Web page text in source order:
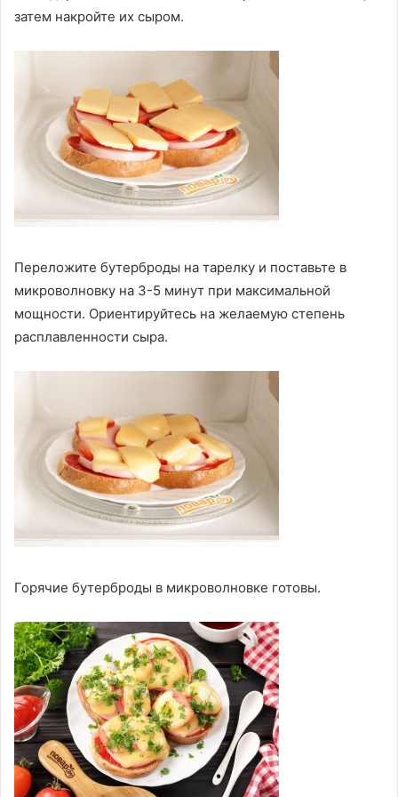
затем накройте их сыром.
Переложите бутерброды на тарелку и поставьте в
микроволновку на 3-5 минут при максимальной
мощности. Ориентируйтесь на желаемую степень
расплавленности сыра.
Горячие бутерброды в микроволновке готовы.